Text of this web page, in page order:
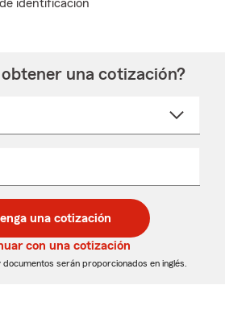
de identificación
una cotización?
una cotización
con una cotización
serán proporcionados en inglés.